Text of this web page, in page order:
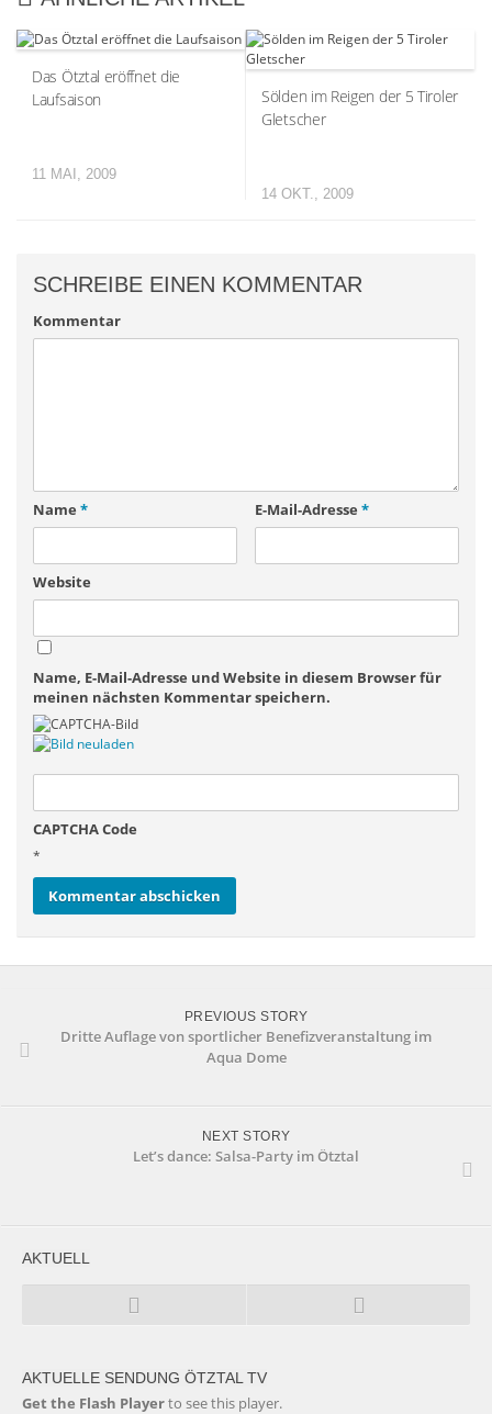
Das Ötztal eröffnet die
Laufsaison
11 MAI, 2009
Sölden im Reigen der 5 Tiroler
Gletscher
14 OKT., 2009
SCHREIBE EINEN KOMMENTAR
Kommentar
Name * E-Mail-Adresse *
Website
Name, E-Mail-Adresse und Website in diesem Browser für
meinen nächsten Kommentar speichern.
CAPTCHA Code
*
PREVIOUS STORY
Dritte Auflage von sportlicher Benefizveranstaltung im
Aqua Dome
NEXT STORY
Let’s dance: Salsa-Party im Ötztal
AKTUELL
AKTUELLE SENDUNG ÖTZTAL TV
Get the Flash Playerto see this player.